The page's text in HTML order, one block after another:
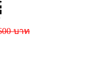
บาท